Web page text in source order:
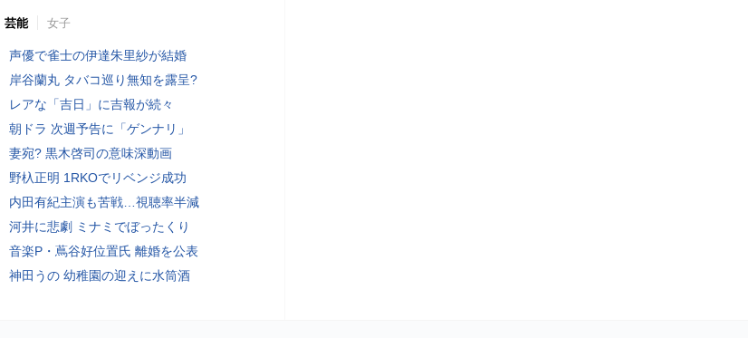
芸能 女子
声優で雀士の伊達朱里紗が結婚
岸谷蘭丸 タバコ巡り無知を露呈?
レアな「吉日」に吉報が続々
朝ドラ 次週予告に「ゲンナリ」
妻宛? 黒木啓司の意味深動画
野杁正明 1RKOでリベンジ成功
内田有紀主演も苦戦…視聴率半減
河井に悲劇 ミナミでぼったくり
音楽P・蔦谷好位置氏 離婚を公表
神田うの 幼稚園の迎えに水筒酒